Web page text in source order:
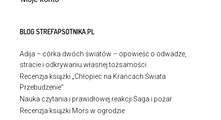
BLOG STREFAPSOTNIKA.PL
Adija – córka dwóch światów – opowieść o odwadze,
stracie i odkrywaniu własnej tożsamości
Recenzja książki „Chłopiec na Krańcach Świata
Przebudzenie”
Nauka czytania i prawidłowej reakcji Saga i pożar
Recenzja książki Mors w ogrodzie